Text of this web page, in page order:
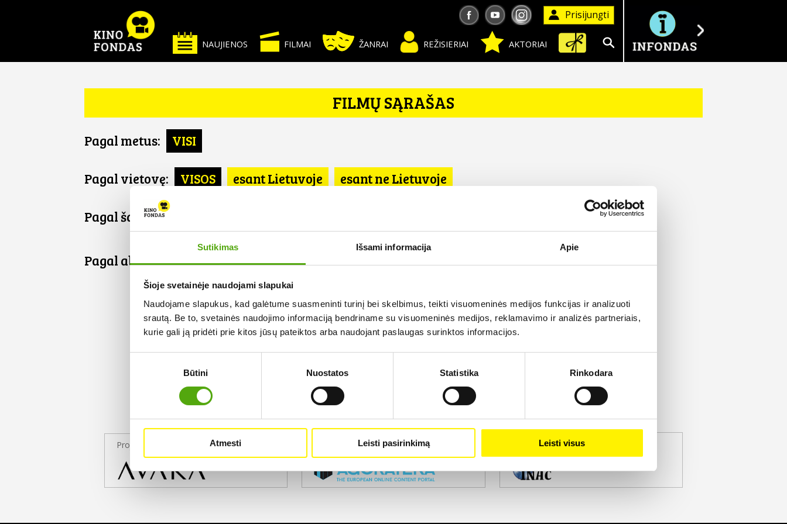
Sutikimas Išsami informacija Apie
Šioje svetainėje naudojami slapukai
Naudojame slapukus, kad galėtume suasmeninti turinį bei skelbimus, teikti visuomeninės medijos funkcijas ir analizuoti
srautą. Be to, svetainės naudojimo informaciją bendriname su visuomeninės medijos, reklamavimo ir analizės partneriais,
kurie gali ją pridėti prie kitos jūsų pateiktos arba naudojant paslaugas surinktos informacijos.
Būtini Nuostatos Statistika Rinkodara
Atmesti Leisti pasirinkimą Leisti visus
Prisijungti
AKTORIAI
REŽISIERIAI
ŽANRAI
FILMAI
NAUJIENOS
Ieškoti
FILMŲ SĄRAŠAS
Pagal metus: VISI
Pagal vietovę: VISOS esant Lietuvoje esant ne Lietuvoje
Pagal šalį: VISOS
Pagal abėcėlę:
Projekto partneris Projekto partneris Projekto partneris